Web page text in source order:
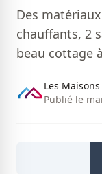
Des
chauffants, 2
beau cottage
Les Maisons
Publié le